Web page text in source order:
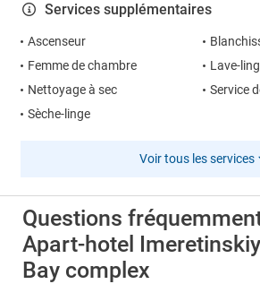
Services supplémentaires
Ascenseur
Femme de chambre
Lave-
Nettoyage à sec
Service
Sèche-linge
Voir tous les services
Questions
Apart-hotel
Bay complex